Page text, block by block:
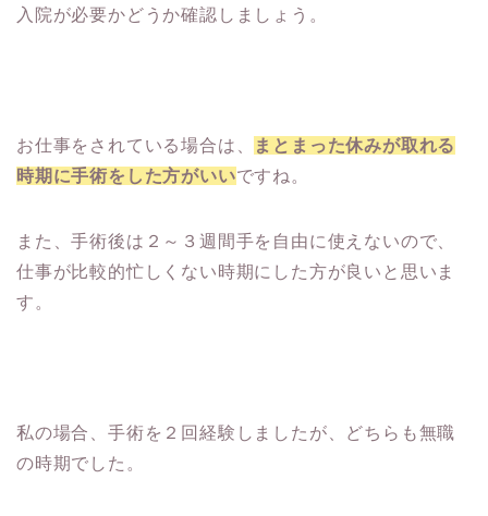
入院が必要かどうか確認しましょう。
お仕事をされている場合は、
まとまった休みが取れる
時期に手術をした方がいいですね。
また、手術後は２～３週間手を自由に使えないので、
仕事が比較的忙しくない時期にした方が良いと思いま
す。
私の場合、手術を２回経験しましたが、どちらも無職
の時期でした。